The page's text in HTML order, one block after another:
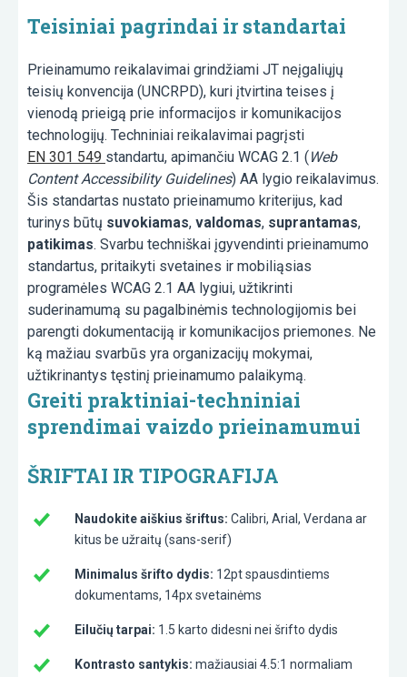
Teisiniai pagrindai ir standartai
Prieinamumo reikalavimai grindžiami JT neįgaliųjų
teisių konvencija (UNCRPD), kuri įtvirtina teises į
vienodą prieigą prie informacijos ir komunikacijos
technologijų. Techniniai reikalavimai pagrįsti
EN 301 549 standartu, apimančiu WCAG 2.1 (Web
Content Accessibility Guidelines) AA lygio reikalavimus.
Šis standartas nustato prieinamumo kriterijus, kad
turinys būtų suvokiamas, valdomas, suprantamas,
patikimas. Svarbu techniškai įgyvendinti prieinamumo
standartus, pritaikyti svetaines ir mobiliąsias
programėles WCAG 2.1 AA lygiui, užtikrinti
suderinamumą su pagalbinėmis technologijomis bei
parengti dokumentaciją ir komunikacijos priemones. Ne
ką mažiau svarbūs yra organizacijų mokymai,
užtikrinantys tęstinį prieinamumo palaikymą.
Greiti praktiniai-techniniai
sprendimai vaizdo prieinamumui
ŠRIFTAI IR TIPOGRAFIJA
Naudokite aiškius šriftus: Calibri, Arial, Verdana ar
kitus be užraitų (sans-serif)
Minimalus šrifto dydis: 12pt spausdintiems
dokumentams, 14px svetainėms
Eilučių tarpai: 1.5 karto didesni nei šrifto dydis
Kontrasto santykis: mažiausiai 4.5:1 normaliam